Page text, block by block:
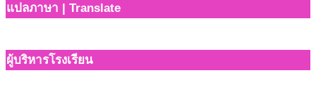
แปลภาษา | Translate
ผู้บริหารโรงเรียน